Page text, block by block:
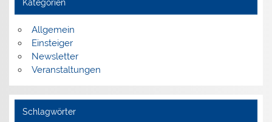
Kategorien
Allgemein
Einsteiger
Newsletter
Veranstaltungen
Schlagwörter